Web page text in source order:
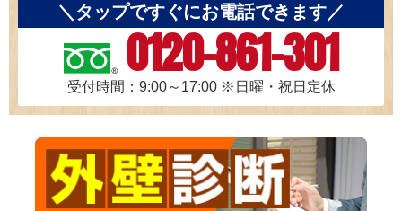
＼タップですぐにお電話できます／
0120-861-301
受付時間：9:00～17:00 ※日曜・祝日定休